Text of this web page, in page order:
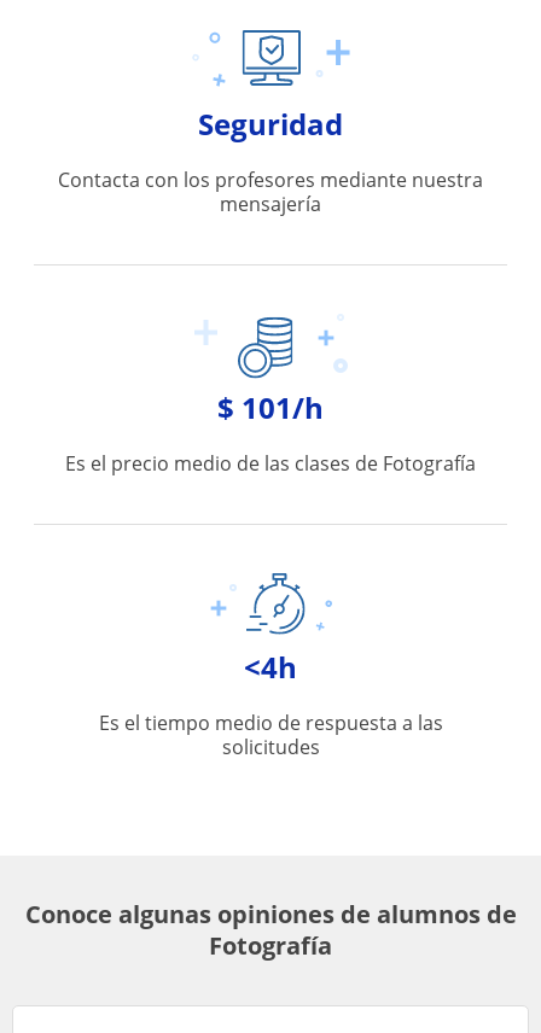
Seguridad
Contacta con los profesores mediante nuestra
mensajería
$ 101/h
Es el precio medio de las clases de Fotografía
<4h
Es el tiempo medio de respuesta a las
solicitudes
Conoce algunas opiniones de alumnos de
Fotografía